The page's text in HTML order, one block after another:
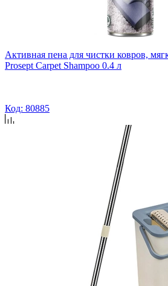
Активная пена для чистки ковров,
Prosept Carpet Shampoo 0.4 л
Код: 80885